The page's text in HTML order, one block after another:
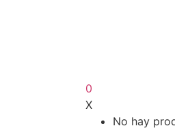
0
X
No hay